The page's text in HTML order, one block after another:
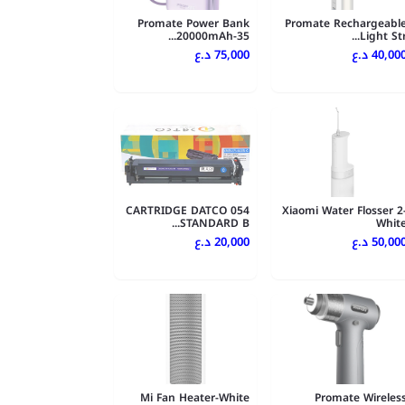
Promate
Light
د.ع
Promate Power Bank
20000mAh-35...
75,000 د.ع
Xiaomi Water Flosser
د.ع
CARTRIDGE DATCO 054
STANDARD B...
20,000 د.ع
Promate
Mi Fan Heater-White